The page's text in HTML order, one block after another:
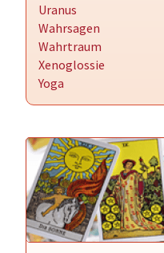
Uranus
Wahrsagen
Wahrtraum
Xenoglossie
Yoga